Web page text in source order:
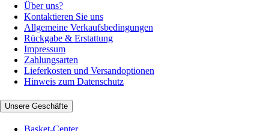
Über uns?
Kontaktieren Sie uns
Allgemeine Verkaufsbedingungen
Rückgabe & Erstattung
Impressum
Zahlungsarten
Lieferkosten und Versandoptionen
Hinweis zum Datenschutz
Unsere Geschäfte
Basket-Center